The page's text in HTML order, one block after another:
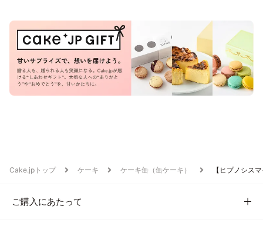
Cake.jpトップ ケーキ ケーキ缶（缶ケーキ） 【ヒプノシス
ご購入にあたって